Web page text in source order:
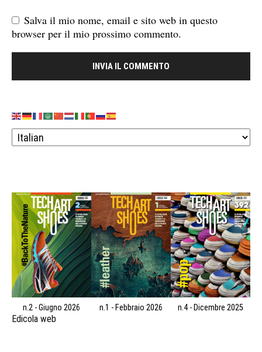
Salva il mio nome, email e sito web in questo
browser per il mio prossimo commento.
n.2 - Giugno 2026 n.1 - Febbraio 2026 n.4 - Dicembre 2025
Edicola web